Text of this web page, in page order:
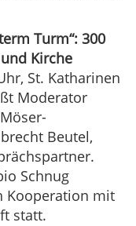
Turm“: 300
Kirche
St. Katharinen
Moderator
Beutel,
Schnug
Kooperation mit
statt.